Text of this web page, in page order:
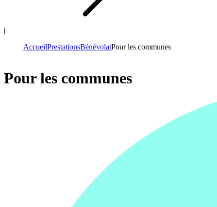
|
AccueilPrestationsBénévolatPour les communes
Pour les communes